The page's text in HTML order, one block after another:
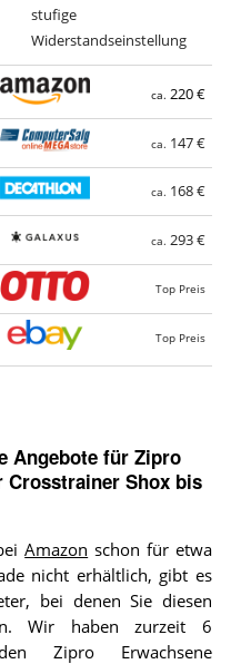
stufige
Widerstandseinstellung
ca. 220 €
ca. 147 €
ca. 168 €
ca. 293 €
Top Preis
Top Preis
Angebote für Zipro
Crosstrainer Shox bis
Amazon schon für etwa
nicht erhältlich, gibt es
bei denen Sie diesen
Wir haben zurzeit 6
Zipro Erwachsene